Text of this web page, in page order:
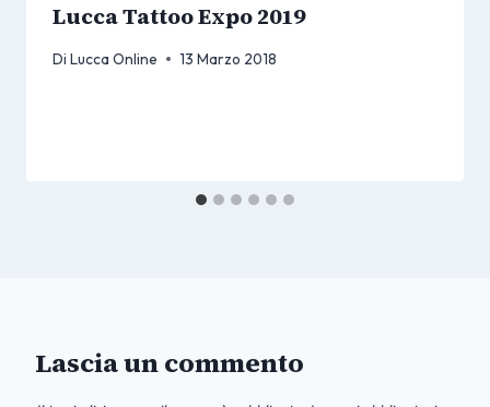
Lucca Tattoo Expo 2019
Di Lucca Online 13 Marzo 2018
Lascia un commento